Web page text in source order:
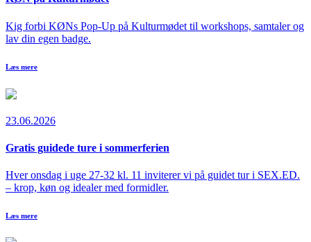
Kig forbi KØNs Pop-Up på Kulturmødet til workshops, samtaler og
lav din egen badge.
Læs mere
23.06.2026
Gratis guidede ture i sommerferien
Hver onsdag i uge 27-32 kl. 11 inviterer vi på guidet tur i SEX.ED.
– krop, køn og idealer med formidler.
Læs mere